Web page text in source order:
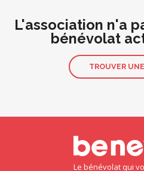
L'association n'a
bénévolat
TROUVER
Le bénévolat qui